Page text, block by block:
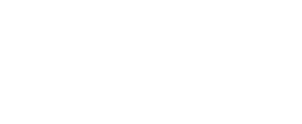
、ちいかわの「うさぎ」です。大盛り上がりの